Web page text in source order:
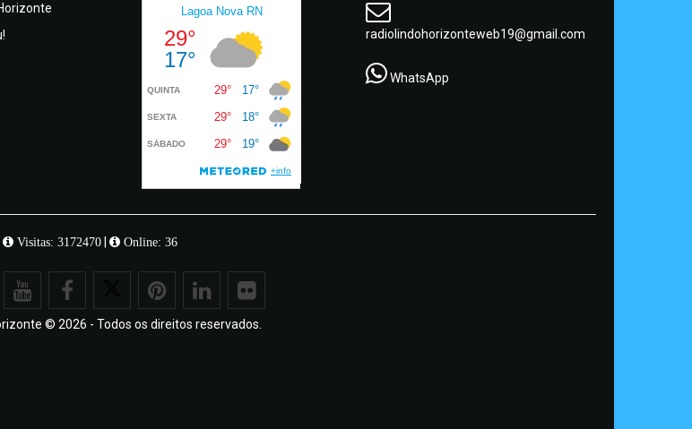
radiolindohorizonteweb19@gmail.com
WhatsApp
Visitas: 3172470| Online: 36
© 2026 - Todos os direitos reservados.